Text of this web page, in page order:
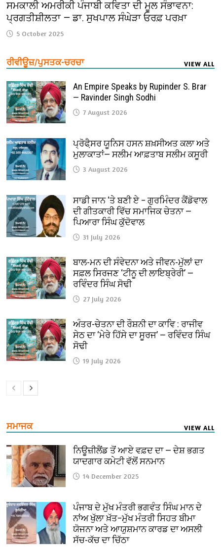
ਸਮਕਾਲੀ ਅਮਰੀਕੀ ਪੰਜਾਬੀ ਕਵਿਤਾ ਦੀ ਮੂਲ ਸੰਭਾਵਨਾ:
ਪ੍ਰਗਤੀਸ਼ੀਲਤਾ — ਡਾ. ਸੁਖਪਾਲ ਸੰਘੇੜਾ ਓਰਫ਼ ਪਰਖ਼ਾ
5 October 2025
ਰੀਵੀਊਜ਼/ਪੁਸਤਕ-ਚਰਚਾ VIEW ALL
An Empire Speaks by Rupinder S. Brar
— Ravinder Singh Sodhi
7 August 2026
ਪ੍ਰੋਫੈ਼ਸਰ ਯੂਨਿਸ ਹਸਨ ਸ਼ਖ਼ਸੀਅਤ ਕਲਾ ਅਤੇ
ਮੁਲਾਕਾਤਾਂ— ਸਲੀਮ ਆਫ਼ਤਾਬ ਸਲੀਮ ਕਸੂਰੀ
3 August 2026
ਸਾਡੀ ਜਾਨ ‘ਤੇ ਬਣੀ ਏ – ਗੁਰਮਿੰਦਰ ਕੈਂਡੋਵਾਲ
ਦੀ ਗੀਤਕਾਰੀ ਵਿੱਚ ਸਮਾਜਿਕ ਚੇਤਨਾ —
ਪਿਆਰਾ ਸਿੰਘ ਕੁੱਦੋਵਾਲ
31 July 2026
ਬਾਲ-ਮਨ ਦੀ ਸੰਵੇਦਨਾ ਅਤੇ ਜੀਵਨ-ਮੁੱਲਾਂ ਦਾ
ਸਫ਼ਲ ਸਿਰਜਣ ‘ਟੀਨੂ ਦੀ ਲਾਇਬ੍ਰੇਰੀ’ —
ਰਵਿੰਦਰ ਸਿੰਘ ਸੋਢੀ
27 July 2026
ਅੰਤਰ-ਚੇਤਨਾ ਦੀ ਰੌਸ਼ਨੀ ਦਾ ਕਾਵਿ : ਰਾਜੀਵ
ਸੇਠ ਦਾ ‘ਮੇਰੇ ਹਿੱਸੇ ਦਾ ਸੂਰਜ’ — ਰਵਿੰਦਰ ਸਿੰਘ
ਸੋਢੀ
19 July 2026
ਸਮਾਜਕ VIEW ALL
ਨਿਊਜ਼ੀਲੈਂਡ ਤੋਂ ਆਏ ਵਫ਼ਦ ਦਾ — ਦੇਸ਼ ਭਗਤ
ਯਾਦਗਾਰ ਕਮੇਟੀ ਵੱਲੋਂ ਸਨਮਾਨ
14 December 2025
ਪੰਜਾਬ ਦੇ ਮੁੱਖ ਮੰਤਰੀ ਭਗਵੰਤ ਸਿੰਘ ਮਾਨ ਦੇ
ਨਾਂਅ ਖੁੱਲਾ ਖ਼ੱਤ–ਮੁੱਖ ਮੰਤਰੀ ਸਿਹਤ ਬੀਮਾ
ਯੋਜਨਾ ਅਤੇ ਆਯੁਸ਼ਮਾਨ ਕਾਰਡ ਦਾ ਅਸਲੀ
ਸੱਚ-ਕੱਚ ਦਾ ਚਿੱਠਾ